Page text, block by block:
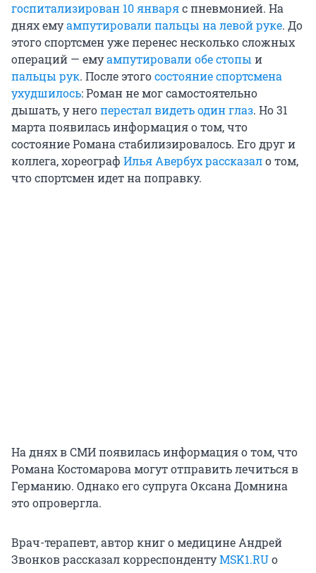
госпитализирован 10 январяс пневмонией. На
днях емуампутировали пальцы на левой руке. До
этого спортсмен уже перенес несколько сложных
операций — емуампутировали обе стопы и
пальцы рук. После этогосостояние спортсмена
ухудшилось: Роман не мог самостоятельно
дышать, у негоперестал видеть один глаз. Но 31
марта появилась информация о том, что
состояние Романа стабилизировалось. Его друг и
коллега, хореограф Илья Авербух рассказало том,
что спортсмен идет на поправку.
На днях в СМИ появилась информация о том, что
Романа Костомарова могут отправить лечиться в
Германию. Однако его супруга Оксана Домнина
это опровергла.
Врач-терапевт, автор книг о медицине Андрей
Звонков рассказал корреспондентуMSK1.RUо